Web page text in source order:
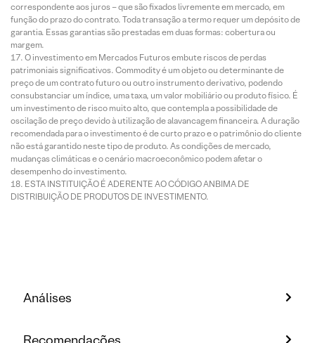
correspondente aos juros – que são fixados livremente em mercado, em
função do prazo do contrato. Toda transação a termo requer um depósito de
garantia. Essas garantias são prestadas em duas formas: cobertura ou
margem.
O investimento em Mercados Futuros embute riscos de perdas
patrimoniais significativos. Commodity é um objeto ou determinante de
preço de um contrato futuro ou outro instrumento derivativo, podendo
consubstanciar um índice, uma taxa, um valor mobiliário ou produto físico. É
um investimento de risco muito alto, que contempla a possibilidade de
oscilação de preço devido à utilização de alavancagem financeira. A duração
recomendada para o investimento é de curto prazo e o patrimônio do cliente
não está garantido neste tipo de produto. As condições de mercado,
mudanças climáticas e o cenário macroeconômico podem afetar o
desempenho do investimento.
ESTA INSTITUIÇÃO É ADERENTE AO CÓDIGO ANBIMA DE
DISTRIBUIÇÃO DE PRODUTOS DE INVESTIMENTO.
Análises
Recomendações